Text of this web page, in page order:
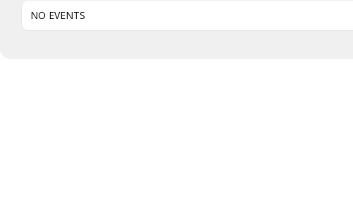
NO EVENTS